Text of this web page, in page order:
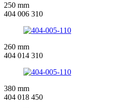
250 mm
404 006 310
260 mm
404 014 310
380 mm
404 018 450